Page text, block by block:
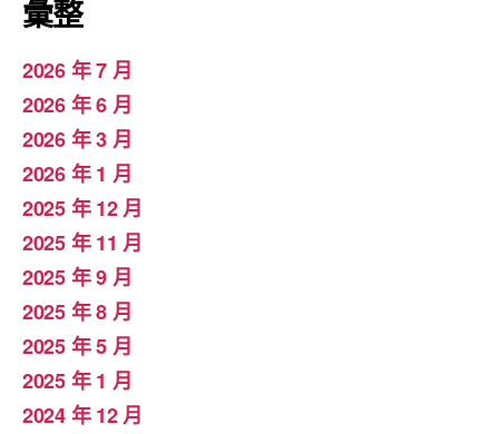
彙整
2026 年 7 月
2026 年 6 月
2026 年 3 月
2026 年 1 月
2025 年 12 月
2025 年 11 月
2025 年 9 月
2025 年 8 月
2025 年 5 月
2025 年 1 月
2024 年 12 月